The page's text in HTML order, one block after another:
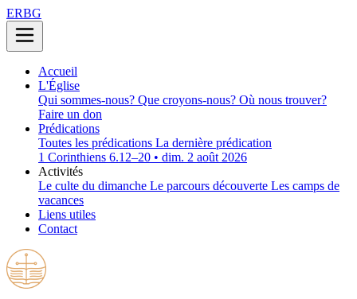
ERBG
Accueil
L'Église
Qui sommes-nous? Que croyons-nous? Où nous trouver?
Faire un don
Prédications
Toutes les prédications La dernière prédication
1 Corinthiens 6.12–20 • dim. 2 août 2026
Activités
Le culte du dimanche Le parcours découverte Les camps de
vacances
Liens utiles
Contact